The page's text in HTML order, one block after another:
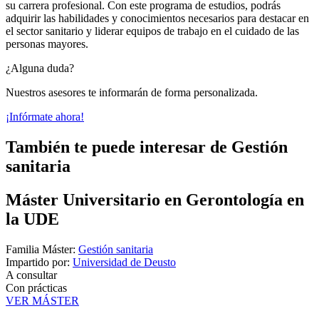
su carrera profesional. Con este programa de estudios, podrás
adquirir las habilidades y conocimientos necesarios para destacar en
el sector sanitario y liderar equipos de trabajo en el cuidado de las
personas mayores.
¿Alguna duda?
Nuestros asesores te informarán de forma personalizada.
¡Infórmate ahora!
También te puede interesar de Gestión
sanitaria
Máster Universitario en Gerontología en
la UDE
Familia Máster: Gestión sanitaria
Impartido por: Universidad de Deusto
A consultar
Con prácticas
VER MÁSTER